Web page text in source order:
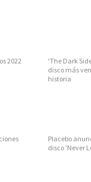
2022
'The Dark
disco más
historia
Placebo
disco 'Never